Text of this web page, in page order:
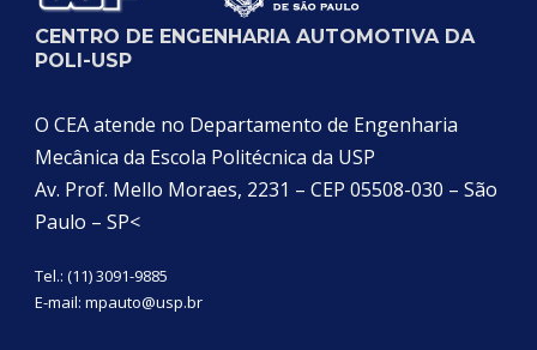
CENTRO DE ENGENHARIA AUTOMOTIVA DA
POLI-USP
O CEA atende no Departamento de Engenharia
Mecânica da Escola Politécnica da USP
Av. Prof. Mello Moraes, 2231 – CEP 05508-030 – São
Paulo – SP<
Tel.: (11) 3091-9885
E-mail: mpauto@usp.br